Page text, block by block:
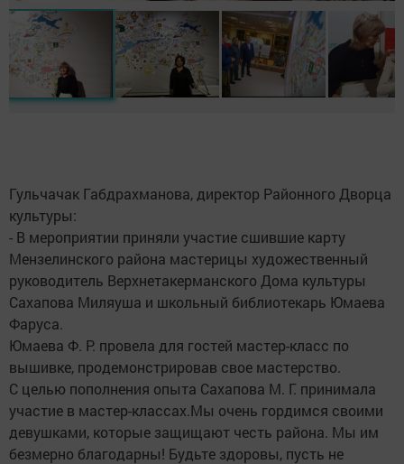
Гульчачак Габдрахманова, директор Районного Дворца
культуры:
- В мероприятии приняли участие сшившие карту
Мензелинского района мастерицы художественный
руководитель Верхнетакерманского Дома культуры
Сахапова Миляуша и школьный библиотекарь Юмаева
Фаруса.
Юмаева Ф. Р. провела для гостей мастер-класс по
вышивке, продемонстрировав свое мастерство.
С целью пополнения опыта Сахапова М. Г. принимала
участие в мастер-классах.Мы очень гордимся своими
девушками, которые защищают честь района. Мы им
безмерно благодарны! Будьте здоровы, пусть не